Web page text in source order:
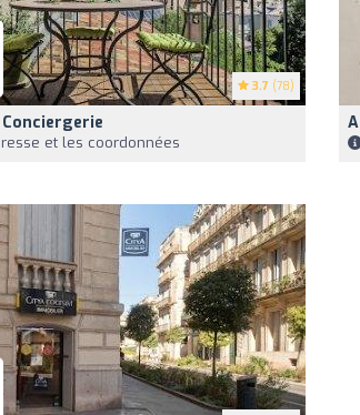
3.7 (78)
et les coordonnées